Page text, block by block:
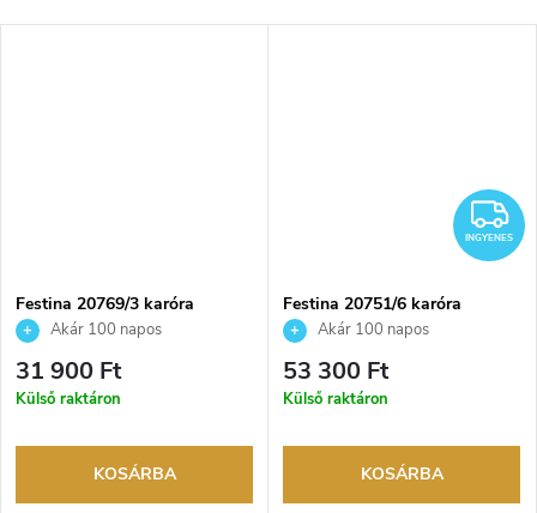
Festina 20769/3 karóra
Akár 100 napos
visszaküldési lehetőség. Hivatalos
márkakereskedő.
31 900 Ft
Külső raktáron
KOSÁRBA
INGYENES
Festina 20751/6 karóra
Akár 100 napos
visszaküldési lehetőség. Hivatalos
márkakereskedő.
53 300 Ft
Külső raktáron
KOSÁRBA